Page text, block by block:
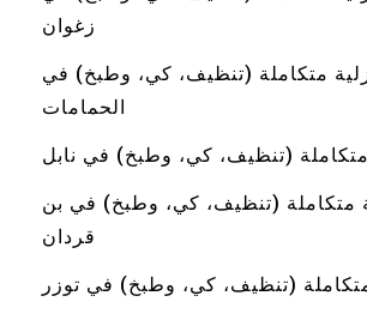
زغوان
متكاملة (تنظيف، كي، وطبخ) في
الحمامات
(تنظيف، كي، وطبخ) في نابل
متكاملة (تنظيف، كي، وطبخ) في بن
قردان
(تنظيف، كي، وطبخ) في توزر